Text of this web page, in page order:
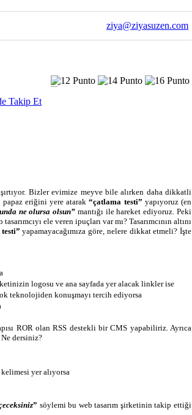
ziya@ziyasuzen.com
Bizler evimize meyve bile alırken daha dikkatli
papaz eriğini yere atarak“çatlama testi” yapıyoruz (en
ne olursa olsun” mantığı ile hareket ediyoruz. Peki
ele veren ipuçları var mı? Tasarımcının altını
yapamayacağımıza göre, nelere dikkat etmeli? İşte
logosu ve ana sayfada yer alacak linkler ise
teknolojiden konuşmayı tercih ediyorsa
ROR olan RSS destekli bir CMS yapabiliriz. Ayrıca
dersiniz?
kelimesi yer alıyorsa
” söylemi bu web tasarım şirketinin takip ettiği